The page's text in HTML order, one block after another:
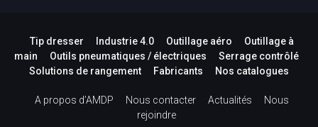
Tip dresser Industrie 4.0 Outillage aéro
Outillage à
main
Outils pneumatiques / électriques
Serrage contrôlé
Solutions de rangement
Fabricants Nos catalogues
A propos d’AMDP Nous contacter Actualités
Nous
rejoindre